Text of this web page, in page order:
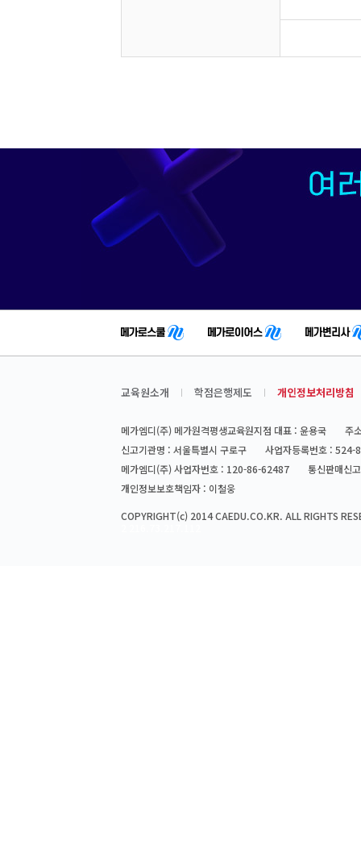
교육원소개 학점은행제도 개인정보처리방침
메가엠디(주) 메가원격평생교육원지점 대표 : 윤용국
주
신고기관명 : 서울특별시 구로구
사업자등록번호 :
메가엠디(주) 사업자번호 : 120-86-62487
통신판매신
개인정보보호책임자 : 이철웅
COPYRIGHT(c) 2014 CAEDU.CO.KR. ALL RIGHTS